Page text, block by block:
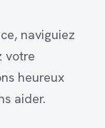
naviguiez
votre
heureux
aider.